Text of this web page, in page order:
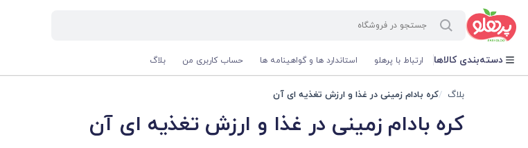
دسته‌بندی کالاها ارتباط با پرهلو استاندارد ها و گواهینامه ها حساب کاربری من بلاگ
بلاگ کره بادام زمینی در غذا و ارزش تغذیه ای آن
کره بادام زمینی در غذا و ارزش تغذیه ای آن